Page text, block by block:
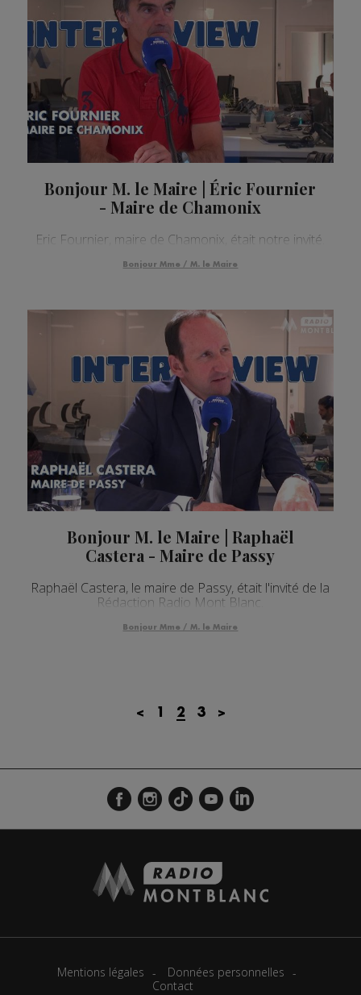
Bonjour M. le Maire | Éric Fournier
- Maire de Chamonix
Eric Fournier, maire de Chamonix, était notre invité.
Bonjour Mme / M. le Maire
Bonjour M. le Maire | Raphaël
Castera - Maire de Passy
Raphaël Castera, le maire de Passy, était l'invité de la
Rédaction Radio Mont Blanc.
Bonjour Mme / M. le Maire
< 1 2 3 >
Mentions légales
Données personnelles
Contact